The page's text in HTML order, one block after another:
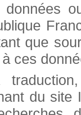
données
que
ces
du